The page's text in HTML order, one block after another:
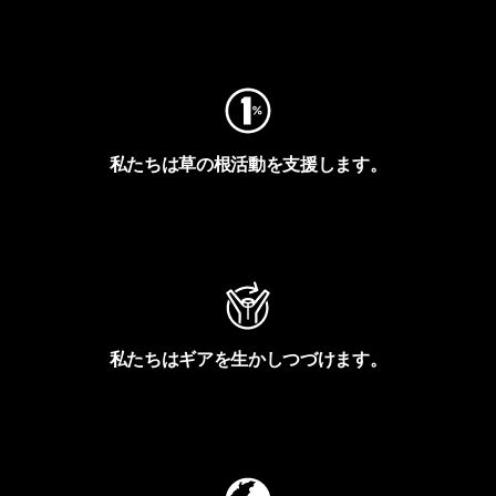
私たちは草の根活動を支援します。
私たちはギアを生かしつづけます。